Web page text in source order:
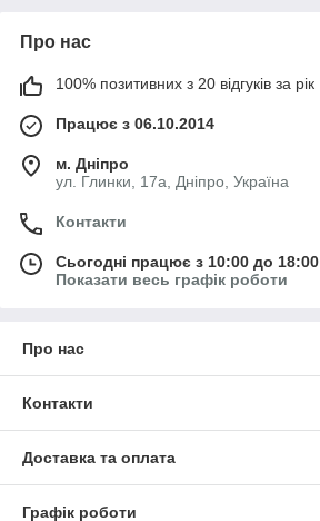
Про нас
100% позитивних з 20 відгуків за рік
Працює з 06.10.2014
м. Дніпро
ул. Глинки, 17а, Дніпро, Україна
Контакти
Сьогодні працює з 10:00 до 18:00
Показати весь графік роботи
Про нас
Контакти
Доставка та оплата
Графік роботи